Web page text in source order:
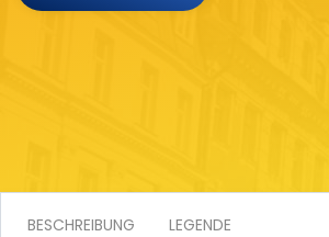
BESCHREIBUNG LEGENDE